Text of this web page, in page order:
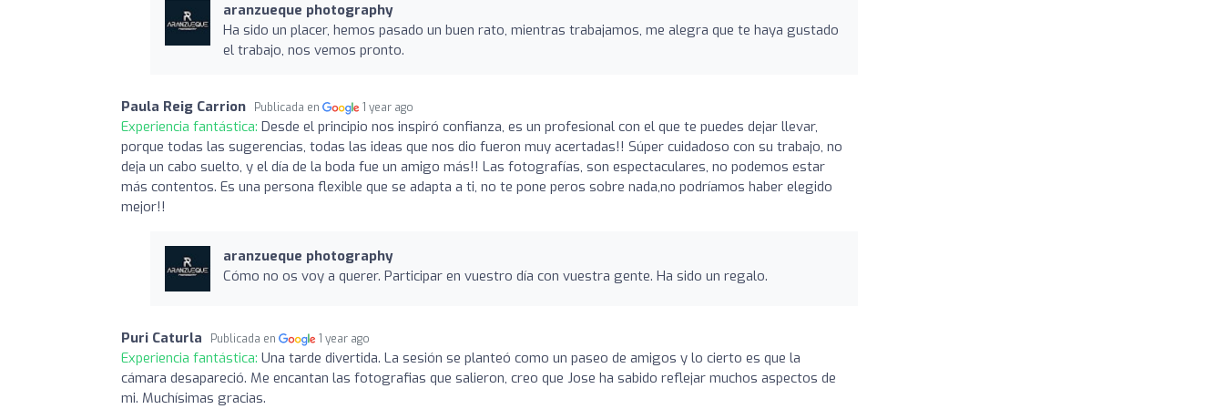
aranzueque photography
Ha sido un placer, hemos pasado un buen rato, mientras trabajamos, me alegra que te haya gustado
el trabajo, nos vemos pronto.
Paula Reig Carrion Publicada en 1 year ago
Experiencia fantástica: Desde el principio nos inspiró confianza, es un profesional con el que te puedes dejar llevar,
porque todas las sugerencias, todas las ideas que nos dio fueron muy acertadas!! Súper cuidadoso con su trabajo, no
deja un cabo suelto, y el día de la boda fue un amigo más!! Las fotografías, son espectaculares, no podemos estar
más contentos. Es una persona flexible que se adapta a ti, no te pone peros sobre nada,no podríamos haber elegido
mejor!!
aranzueque photography
Cómo no os voy a querer. Participar en vuestro día con vuestra gente. Ha sido un regalo.
Puri Caturla Publicada en 1 year ago
Experiencia fantástica: Una tarde divertida. La sesión se planteó como un paseo de amigos y lo cierto es que la
cámara desapareció. Me encantan las fotografias que salieron, creo que Jose ha sabido reflejar muchos aspectos de
mi. Muchísimas gracias.